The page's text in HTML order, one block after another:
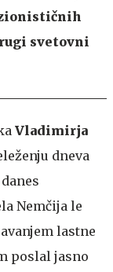
svetovni
Vladimirja
dneva
Nemčija le
lastne
poslal jasno